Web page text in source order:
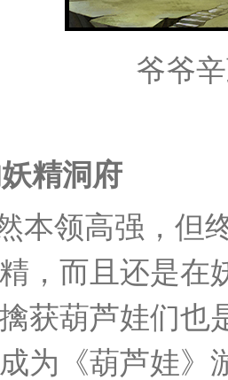
爷爷
精洞府
本领高强，但
，而且还是在
获葫芦娃们也
为《葫芦娃》